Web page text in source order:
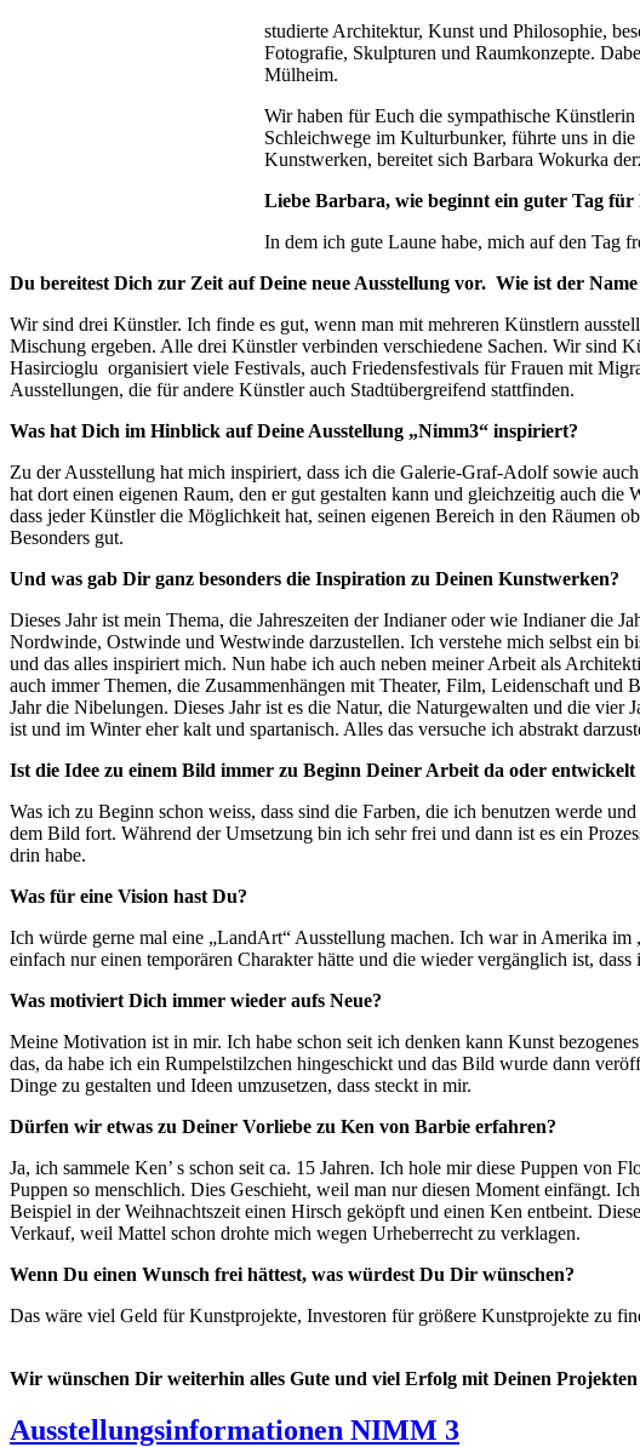
studierte Architektur, Kunst und Philosophie,
Fotografie, Skulpturen und Raumkonzepte.
Mülheim.
Wir haben für Euch die sympathische
Schleichwege im Kulturbunker, führte uns in
Kunstwerken, bereitet sich Barbara Wokurka
Liebe Barbara, wie beginnt ein guter Tag für
In dem ich gute Laune habe, mich auf den Tag
Du bereitest Dich zur Zeit auf Deine neue Ausstellung vor. Wie ist der
Wir sind drei Künstler. Ich finde es gut, wenn man mit mehreren Künstlern
Mischung ergeben. Alle drei Künstler verbinden verschiedene Sachen. Wir sind
Hasircioglu organisiert viele Festivals, auch Friedensfestivals für Frauen mit
Ausstellungen, die für andere Künstler auch Stadtübergreifend stattfinden.
Was hat Dich im Hinblick auf Deine Ausstellung „Nimm3“ inspiriert?
Zu der Ausstellung hat mich inspiriert, dass ich die Galerie-Graf-Adolf sowie
hat dort einen eigenen Raum, den er gut gestalten kann und gleichzeitig auch
dass jeder Künstler die Möglichkeit hat, seinen eigenen Bereich in den Räumen
Besonders gut.
Und was gab Dir ganz besonders die Inspiration zu Deinen Kunstwerken?
Dieses Jahr ist mein Thema, die Jahreszeiten der Indianer oder wie Indianer die
Nordwinde, Ostwinde und Westwinde darzustellen. Ich verstehe mich selbst ein
und das alles inspiriert mich. Nun habe ich auch neben meiner Arbeit als
auch immer Themen, die Zusammenhängen mit Theater, Film, Leidenschaft
Jahr die Nibelungen. Dieses Jahr ist es die Natur, die Naturgewalten und die
ist und im Winter eher kalt und spartanisch. Alles das versuche ich abstrakt
Ist die Idee zu einem Bild immer zu Beginn Deiner Arbeit da oder
Was ich zu Beginn schon weiss, dass sind die Farben, die ich benutzen werde
dem Bild fort. Während der Umsetzung bin ich sehr frei und dann ist es ein
drin habe.
Was für eine Vision hast Du?
Ich würde gerne mal eine „LandArt“ Ausstellung machen. Ich war in Amerika
einfach nur einen temporären Charakter hätte und die wieder vergänglich ist,
Was motiviert Dich immer wieder aufs Neue?
Meine Motivation ist in mir. Ich habe schon seit ich denken kann Kunst
das, da habe ich ein Rumpelstilzchen hingeschickt und das Bild wurde dann
Dinge zu gestalten und Ideen umzusetzen, dass steckt in mir.
Dürfen wir etwas zu Deiner Vorliebe zu Ken von Barbie erfahren?
Ja, ich sammele Ken’ s schon seit ca. 15 Jahren. Ich hole mir diese Puppen von
Puppen so menschlich. Dies Geschieht, weil man nur diesen Moment einfängt.
Beispiel in der Weihnachtszeit einen Hirsch geköpft und einen Ken entbeint.
Verkauf, weil Mattel schon drohte mich wegen Urheberrecht zu verklagen.
Wenn Du einen Wunsch frei hättest, was würdest Du Dir wünschen?
Das wäre viel Geld für Kunstprojekte, Investoren für größere Kunstprojekte zu
Wir wünschen Dir weiterhin alles Gute und viel Erfolg mit Deinen
Ausstellungsinformationen NIMM 3